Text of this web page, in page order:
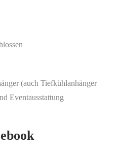
(auch Tiefkühlanhänger
Eventausstattung